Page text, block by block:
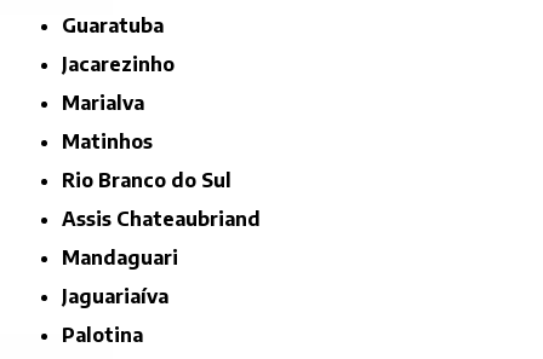
Guaratuba
Jacarezinho
Marialva
Matinhos
Rio Branco do Sul
Assis Chateaubriand
Mandaguari
Jaguariaíva
Palotina